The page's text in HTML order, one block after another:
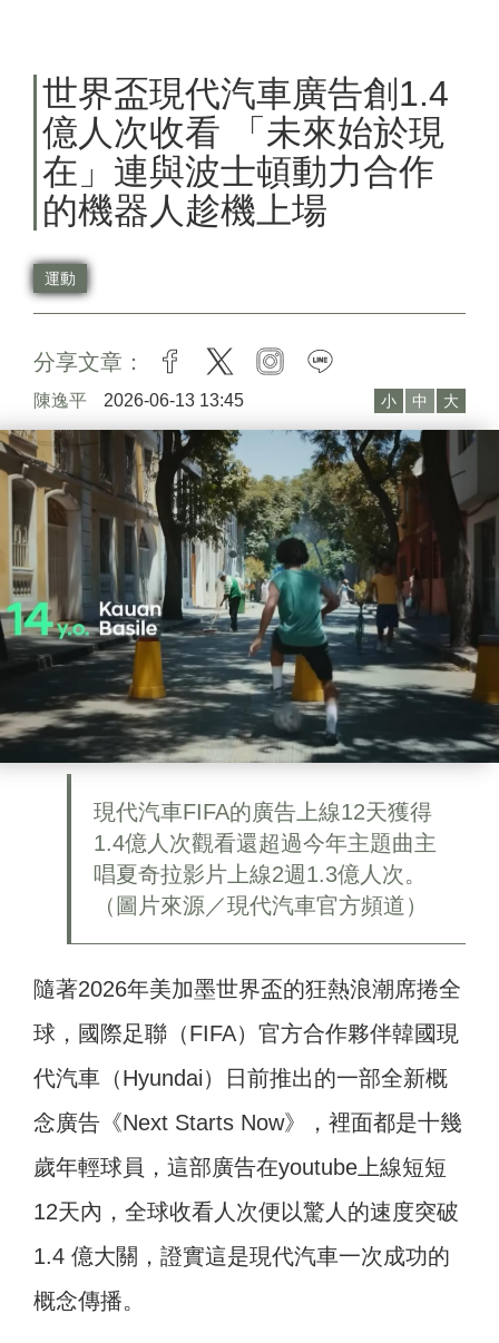
世界盃現代汽車廣告創1.4
億人次收看 「未來始於現
在」連與波士頓動力合作
的機器人趁機上場
運動
分享文章： facebook
twitter instagram
陳逸平 2026-06-13 13:45 小 中 大
現代汽車FIFA的廣告上線12天獲得
1.4億人次觀看還超過今年主題曲主
唱夏奇拉影片上線2週1.3億人次。
（圖片來源／現代汽車官方頻道）
隨著2026年美加墨世界盃的狂熱浪潮席捲全
球，國際足聯（FIFA）官方合作夥伴韓國現
代汽車（Hyundai）日前推出的一部全新概
念廣告《Next Starts Now》，裡面都是十幾
歲年輕球員，這部廣告在youtube上線短短
12天內，全球收看人次便以驚人的速度突破
1.4 億大關，證實這是現代汽車一次成功的
概念傳播。